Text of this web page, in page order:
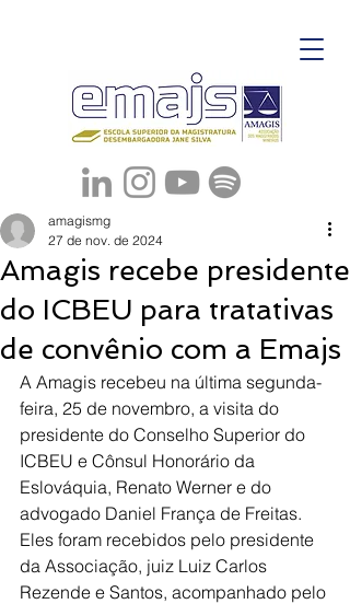
Amagis recebe presidente
do ICBEU para tratativas
de convênio com a Emajs
amagismg
27 de nov. de 2024
A Amagis recebeu na última segunda-
feira, 25 de novembro, a visita do
presidente do Conselho Superior do
ICBEU e Cônsul Honorário da
Eslováquia, Renato Werner e do
advogado Daniel França de Freitas.
Eles foram recebidos pelo presidente
da Associação, juiz Luiz Carlos
Rezende e Santos, acompanhado pelo